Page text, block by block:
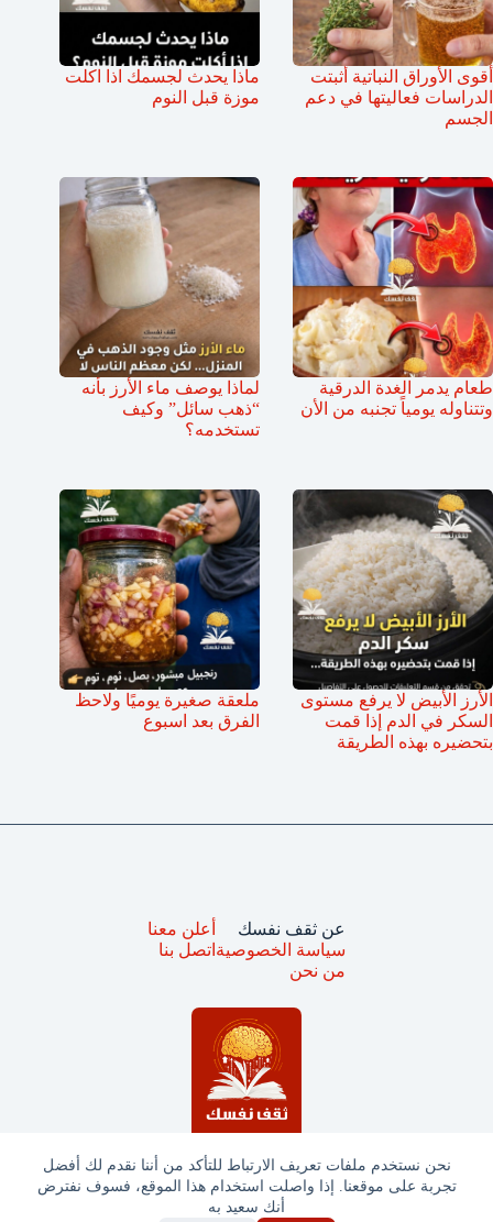
نحن نستخدم ملفات تعريف الارتباط للتأكد من أننا نقدم لك أفضل
تجربة على موقعنا. إذا واصلت استخدام هذا الموقع، فسوف نفترض
أنك سعيد به
أقوى الأوراق النباتية أثبتت
الدراسات فعاليتها في دعم
الجسم
ماذا يحدث لجسمك اذا اكلت
موزة قبل النوم
طعام يدمر الغدة الدرقية
وتتناوله يومياً تجنبه من الأن
لماذا يوصف ماء الأرز بأنه
“ذهب سائل” وكيف
تستخدمه؟
الأرز الأبيض لا يرفع مستوى
السكر في الدم إذا قمت
بتحضيره بهذه الطريقة
ملعقة صغيرة يوميًا ولاحظ
الفرق بعد اسبوع
جميع الحقوق محفوظة © ثقف نفسك 2025
عن ثقف نفسك
سياسة الخصوصية
من نحن
أعلن معنا
اتصل بنا